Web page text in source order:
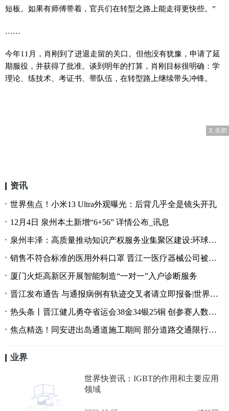
短板。如果有师傅带着，官兵们在转型之路上能走得更快些。”
……
今年11月，肖刚到了进退走留的关口。但他没有犹豫，申请了延
期服役，并获得了批准。谈到明年的打算，肖刚目标很明确：学
理论、练技术、考证书、带队伍，在转型路上继续带头冲锋。
X 关闭
资讯
世界焦点！小米13 Ultra外观曝光：后背几乎全是镜头开孔
12月4日 泉州本土新增“6+56” 详情公布_讯息
泉州丰泽：高质量推动知识产权服务业集聚区建设:环球速递
销售不符合标准的医用外科口罩 晋江一医疗器械公司被罚23万多元_世界速讯
厦门火炬高新区开展智能制造“一对一”入户诊断服务
晋江发布通告 与通报病例有轨迹交叉者请立即报备|世界今亮点
热头条丨晋江健儿勇夺省运会38金34银25铜 创参赛人数奖牌数金牌数三大突破
焦点精选！同安进出岛通道施工期间 部分道路交通限行至明年
业界
世界快资讯：IGBT的作用和主要应用
领域